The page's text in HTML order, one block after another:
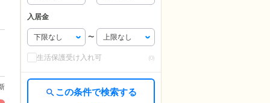
入居金
〜
生活保護受け入れ可 (0)
この条件で検索する